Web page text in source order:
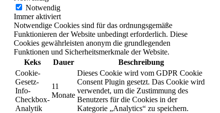
Notwendig
Immer aktiviert
Notwendige Cookies sind für das ordnungsgemäße
Funktionieren der Website unbedingt erforderlich. Diese
Cookies gewährleisten anonym die grundlegenden
Funktionen und Sicherheitsmerkmale der Website.
Keks
Dauer
Beschreibung
Cookie-
Gesetz-
Info-
Checkbox-
Analytik
11
Monate
Dieses Cookie wird vom GDPR Cookie
Consent Plugin gesetzt. Das Cookie wird
verwendet, um die Zustimmung des
Benutzers für die Cookies in der
Kategorie „Analytics“ zu speichern.